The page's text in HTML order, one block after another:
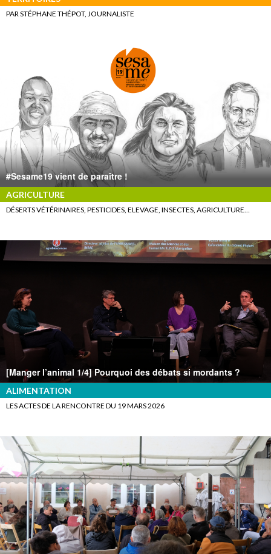
PAR STÉPHANE THÉPOT, JOURNALISTE
#Sesame19 vient de paraître !
AGRICULTURE
DÉSERTS VÉTÉRINAIRES, PESTICIDES, ELEVAGE, INSECTES, AGRICULTURE…
[Manger l’animal 1/4] Pourquoi des débats si mordants ?
ALIMENTATION
LES ACTES DE LA RENCONTRE DU 19 MARS 2026